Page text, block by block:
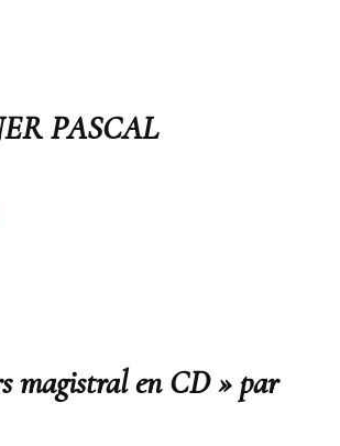
PASCAL
magistral en CD » par